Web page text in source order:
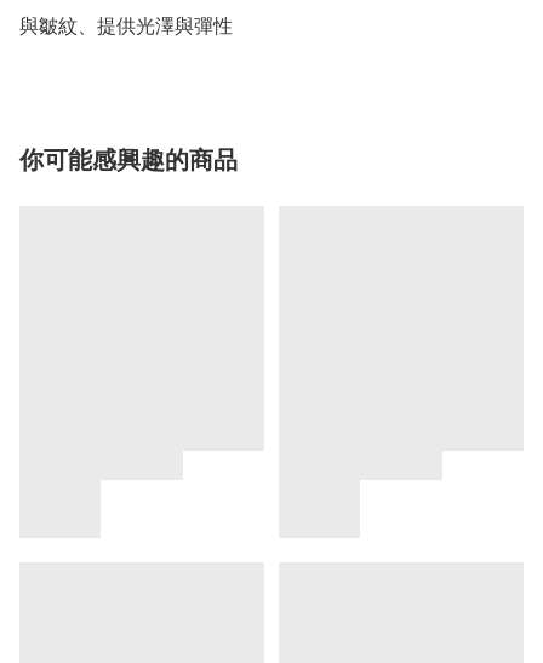
與皺紋、提供光澤與彈性
你可能感興趣的商品